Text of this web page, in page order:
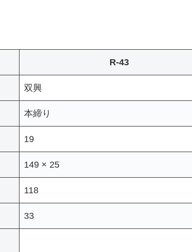
R-43
双興
本締り
19
149 × 25
118
33